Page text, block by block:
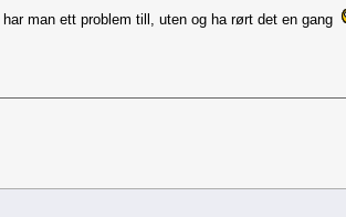
man ett problem till, uten og ha rørt det en gang